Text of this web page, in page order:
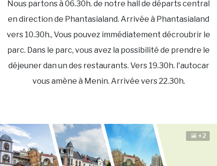
Nous partons à 06.30h. de notre hall de départs central
en direction de Phantasialand. Arrivée à Phantasialand
vers 10.30h., Vous pouvez immédiatement décroubrir le
parc. Dans le parc, vous avez la possibilité de prendre le
déjeuner dan un des restaurants. Vers 19.30h. l'autocar
vous amène à Menin. Arrivée vers 22.30h.
+2